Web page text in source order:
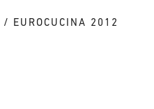
EUROCUCINA 2012